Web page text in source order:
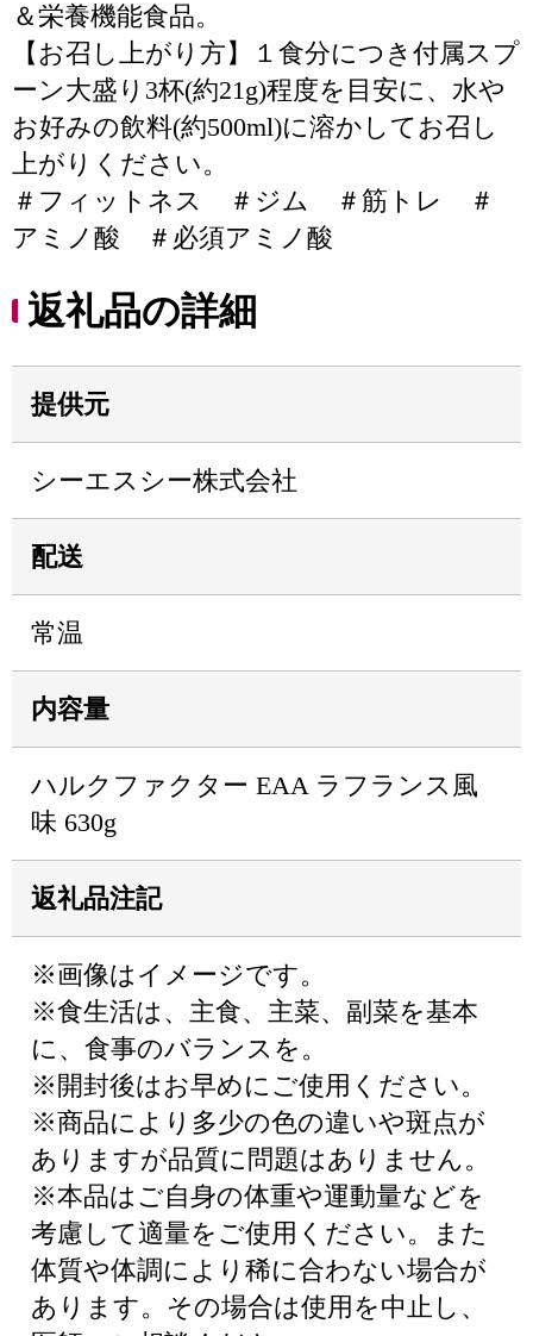
＆栄養機能食品。
【お召し上がり方】１食分につき付属スプ
ーン大盛り3杯(約21g)程度を目安に、水や
お好みの飲料(約500ml)に溶かしてお召し
上がりください。
＃フィットネス ＃ジム ＃筋トレ ＃
アミノ酸 ＃必須アミノ酸
返礼品の詳細
提供元
シーエスシー株式会社
配送
常温
内容量
ハルクファクター EAA ラフランス風
味 630g
返礼品注記
※画像はイメージです。
※食生活は、主食、主菜、副菜を基本
に、食事のバランスを。
※開封後はお早めにご使用ください。
※商品により多少の色の違いや斑点が
ありますが品質に問題はありません。
※本品はご自身の体重や運動量などを
考慮して適量をご使用ください。また
体質や体調により稀に合わない場合が
あります。その場合は使用を中止し、